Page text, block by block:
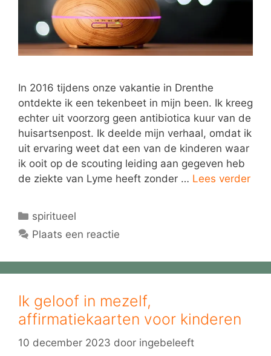
In 2016 tijdens onze vakantie in Drenthe
ontdekte ik een tekenbeet in mijn been. Ik kreeg
echter uit voorzorg geen antibiotica kuur van de
huisartsenpost. Ik deelde mijn verhaal, omdat ik
uit ervaring weet dat een van de kinderen waar
ik ooit op de scouting leiding aan gegeven heb
de ziekte van Lyme heeft zonder … Lees verder
Categorieën
spiritueel
Plaats een reactie
Ik geloof in mezelf,
affirmatiekaarten voor kinderen
10 december 2023 door ingebeleeft